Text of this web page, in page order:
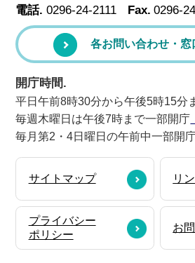
電話. 0296-24-2111 Fax. 0296-
各お問い合わせ・窓
開庁時間.
平日午前8時30分から午後5時15分
毎週木曜日は午後7時まで一部開庁
毎月第2・4日曜日の午前中一部開庁
サイトマップ リ
プライバシー
ポリシー
お